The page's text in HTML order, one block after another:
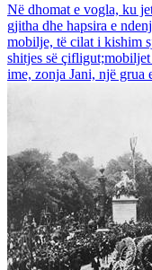
Në dhomat e vogla, ku
gjitha dhe hapsira e
mobilje, të cilat i kishim
shitjes së
ime, zonja Jani, një grua